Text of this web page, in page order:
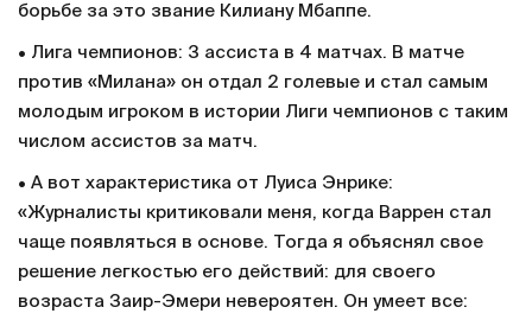
борьбе за это звание Килиану Мбаппе.
• Лига чемпионов: 3 ассиста в 4 матчах. В матче
против «Милана» он отдал 2 голевые и стал самым
молодым игроком в истории Лиги чемпионов с таким
числом ассистов за матч.
• А вот характеристика от Луиса Энрике:
«Журналисты критиковали меня, когда Варрен стал
чаще появляться в основе. Тогда я объяснял свое
решение легкостью его действий: для своего
возраста Заир-Эмери невероятен. Он умеет все: